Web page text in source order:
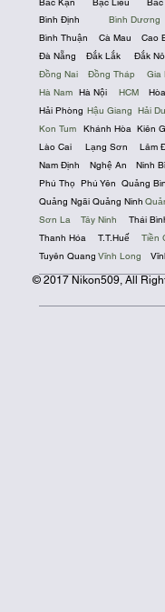
Bình Định
Bình Dương
Bình Thuận
Cà Mau Cao
Đà Nẵng
Đắk Lắk Đắk
Đồng Nai
Đồng Tháp Gia
Hà Nam Hà Nội HCM
Hải Phòng Hậu Giang Hải
Kon Tum
Khánh Hòa Kiên
Lào Cai
Lạng Sơn Lâm
Nam Định
Nghệ An Ninh
Phú Thọ Phú Yên Quảng
Quảng Ngãi Quảng Ninh
Sơn La
Tây Ninh Thái
Thanh Hóa
Tuyên Quang
T.T.Huế
Vĩnh Long
Tiền
© 2017 Nikon509, All